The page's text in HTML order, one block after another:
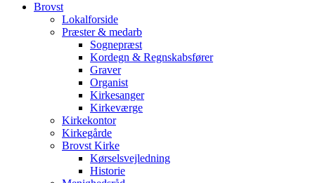
Brovst
Lokalforside
Præster & medarb
Sognepræst
Kordegn & Regnskabsfører
Graver
Organist
Kirkesanger
Kirkeværge
Kirkekontor
Kirkegårde
Brovst Kirke
Kørselsvejledning
Historie